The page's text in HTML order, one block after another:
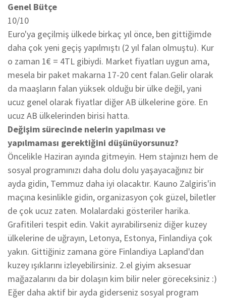
Genel Bütçe
10/10
Euro'ya geçilmiş ülkede birkaç yıl önce, ben gittiğimde
daha çok yeni geçiş yapılmıştı (2 yıl falan olmuştu). Kur
o zaman 1€ = 4TL gibiydi. Market fiyatları uygun ama,
mesela bir paket makarna 17-20 cent falan.Gelir olarak
da maaşların falan yüksek olduğu bir ülke değil, yani
ucuz genel olarak fiyatlar diğer AB ülkelerine göre. En
ucuz AB ülkelerinden birisi hatta.
Değişim sürecinde nelerin yapılması ve
yapılmaması gerektiğini düşünüyorsunuz?
Öncelikle Haziran ayında gitmeyin. Hem stajınızı hem de
sosyal programınızı daha dolu dolu yaşayacağınız bir
ayda gidin, Temmuz daha iyi olacaktır. Kauno Zalgiris'in
maçına kesinlikle gidin, organizasyon çok güzel, biletler
de çok ucuz zaten. Molalardaki gösteriler harika.
Grafitileri tespit edin. Vakit ayırabilirseniz diğer kuzey
ülkelerine de uğrayın, Letonya, Estonya, Finlandiya çok
yakın. Gittiğiniz zamana göre Finlandiya Lapland'dan
kuzey ışıklarını izleyebilirsiniz. 2.el giyim aksesuar
mağazalarını da bir dolaşın kim bilir neler göreceksiniz :)
Eğer daha aktif bir ayda giderseniz sosyal program